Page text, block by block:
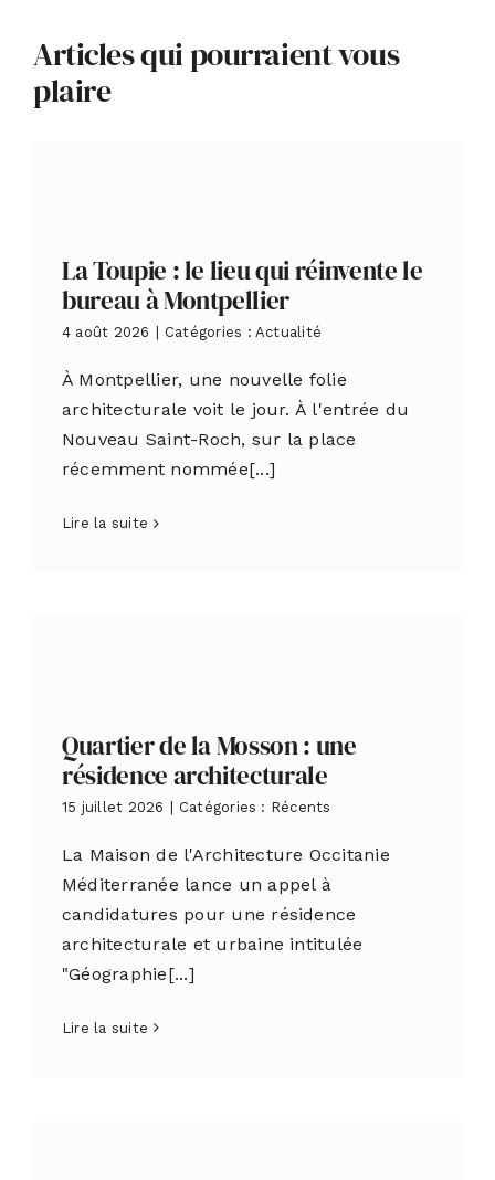
Articles qui pourraient vous
plaire
La Toupie : le lieu qui réinvente le
bureau à Montpellier
4 août 2026 Catégories : Actualité
À Montpellier, une nouvelle folie
architecturale voit le jour. À l'entrée du
Nouveau Saint-Roch, sur la place
récemment nommée[...]
Lire la suite
Quartier de la Mosson : une
résidence architecturale
15 juillet 2026 | Catégories : Récents
La Maison de l'Architecture Occitanie
Méditerranée lance un appel à
candidatures pour une résidence
architecturale et urbaine intitulée
"Géographie[...]
Lire la suite